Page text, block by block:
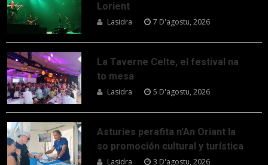
Lorient
Lasidra 7 D'agostu, 2026
La Taverne Celte, el festival na
to mesa
Lasidra 5 D'agostu, 2026
Asturies perafita n’An Oriant la
so promoción cultural y turística
Lasidra 3 D'agostu, 2026